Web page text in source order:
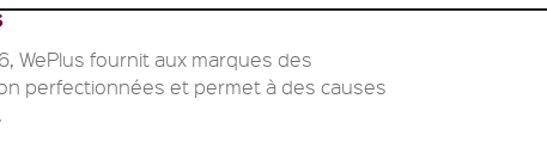
WePlus fournit aux marques des
perfectionnées et permet à des causes